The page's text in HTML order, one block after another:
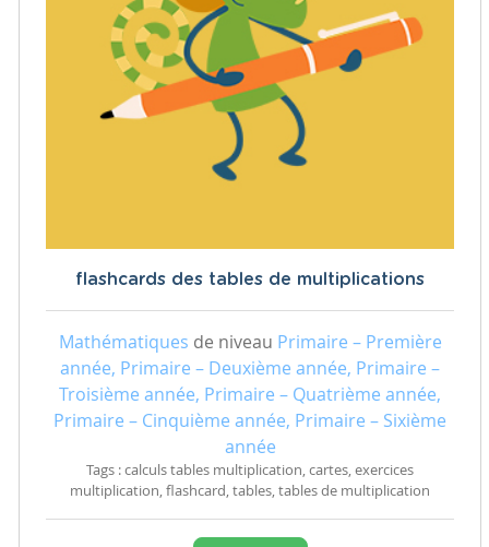
flashcards des tables de multiplications
Mathématiques de niveau Primaire – Première
année, Primaire – Deuxième année, Primaire –
Troisième année, Primaire – Quatrième année,
Primaire – Cinquième année, Primaire – Sixième
année
Tags : calculs tables multiplication, cartes, exercices
multiplication, flashcard, tables, tables de multiplication